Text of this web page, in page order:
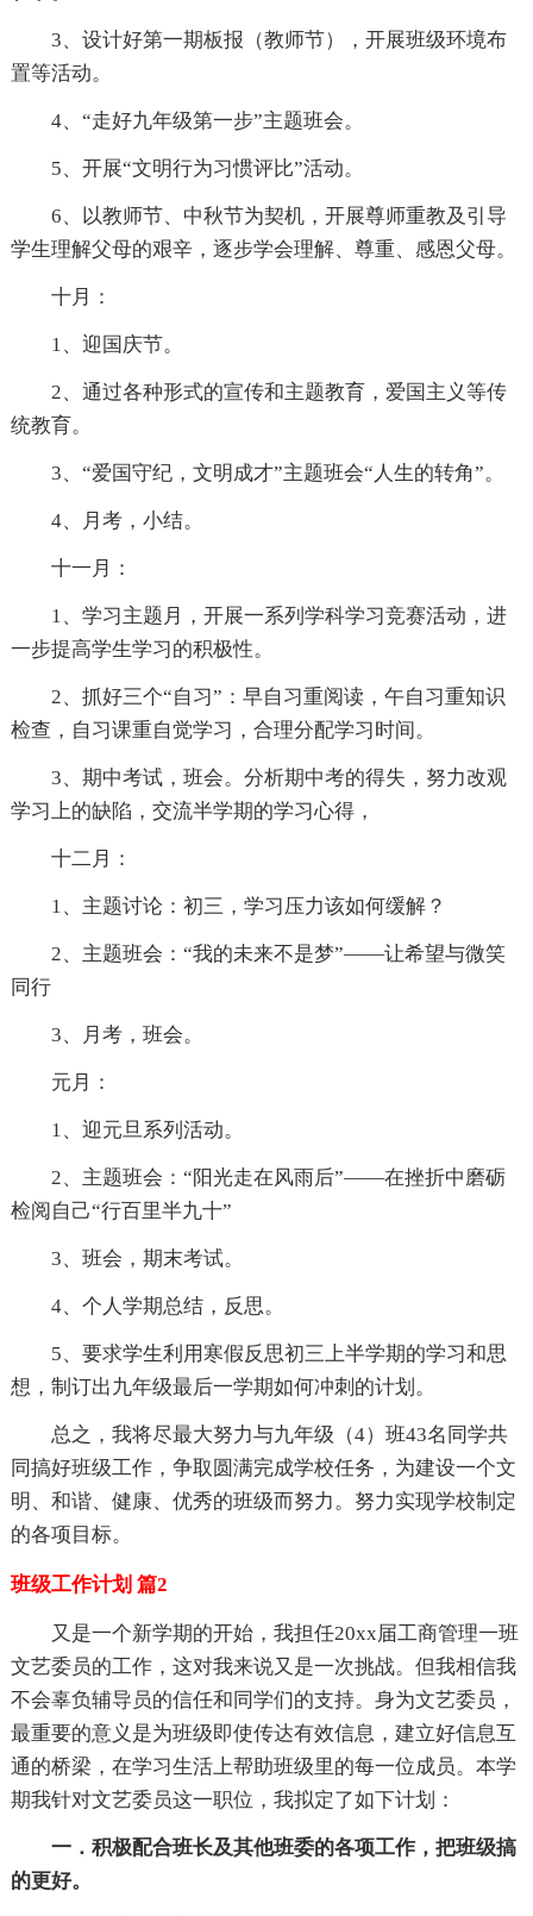
3、设计好第一期板报（教师节），开展班级环境布
置等活动。
4、“走好九年级第一步”主题班会。
5、开展“文明行为习惯评比”活动。
6、以教师节、中秋节为契机，开展尊师重教及引导
学生理解父母的艰辛，逐步学会理解、尊重、感恩父母。
十月：
1、迎国庆节。
2、通过各种形式的宣传和主题教育，爱国主义等传
统教育。
3、“爱国守纪，文明成才”主题班会“人生的转角”。
4、月考，小结。
十一月：
1、学习主题月，开展一系列学科学习竞赛活动，进
一步提高学生学习的积极性。
2、抓好三个“自习”：早自习重阅读，午自习重知识
检查，自习课重自觉学习，合理分配学习时间。
3、期中考试，班会。分析期中考的得失，努力改观
学习上的缺陷，交流半学期的学习心得，
十二月：
1、主题讨论：初三，学习压力该如何缓解？
2、主题班会：“我的未来不是梦”——让希望与微笑
同行
3、月考，班会。
元月：
1、迎元旦系列活动。
2、主题班会：“阳光走在风雨后”——在挫折中磨砺
检阅自己“行百里半九十”
3、班会，期末考试。
4、个人学期总结，反思。
5、要求学生利用寒假反思初三上半学期的学习和思
想，制订出九年级最后一学期如何冲刺的计划。
总之，我将尽最大努力与九年级（4）班43名同学共
同搞好班级工作，争取圆满完成学校任务，为建设一个文
明、和谐、健康、优秀的班级而努力。努力实现学校制定
的各项目标。
班级工作计划 篇2
又是一个新学期的开始，我担任20xx届工商管理一班
文艺委员的工作，这对我来说又是一次挑战。但我相信我
不会辜负辅导员的信任和同学们的支持。身为文艺委员，
最重要的意义是为班级即使传达有效信息，建立好信息互
通的桥梁，在学习生活上帮助班级里的每一位成员。本学
期我针对文艺委员这一职位，我拟定了如下计划：
一．积极配合班长及其他班委的各项工作，把班级搞
的更好。